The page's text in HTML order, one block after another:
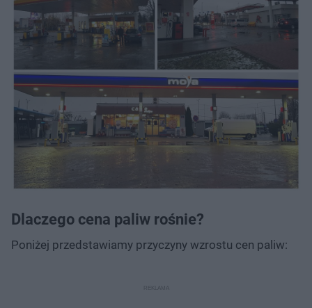
Dlaczego cena paliw rośnie?
Poniżej przedstawiamy przyczyny wzrostu cen paliw: